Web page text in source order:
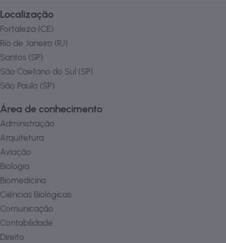
Localização
Fortaleza (CE)
Rio de Janeiro (RJ)
Santos (SP)
São Caetano do Sul (SP)
São Paulo (SP)
Área de conhecimento
Administração
Arquitetura
Aviação
Biologia
Biomedicina
Ciências Biológicas
Comunicação
Contabilidade
Direito